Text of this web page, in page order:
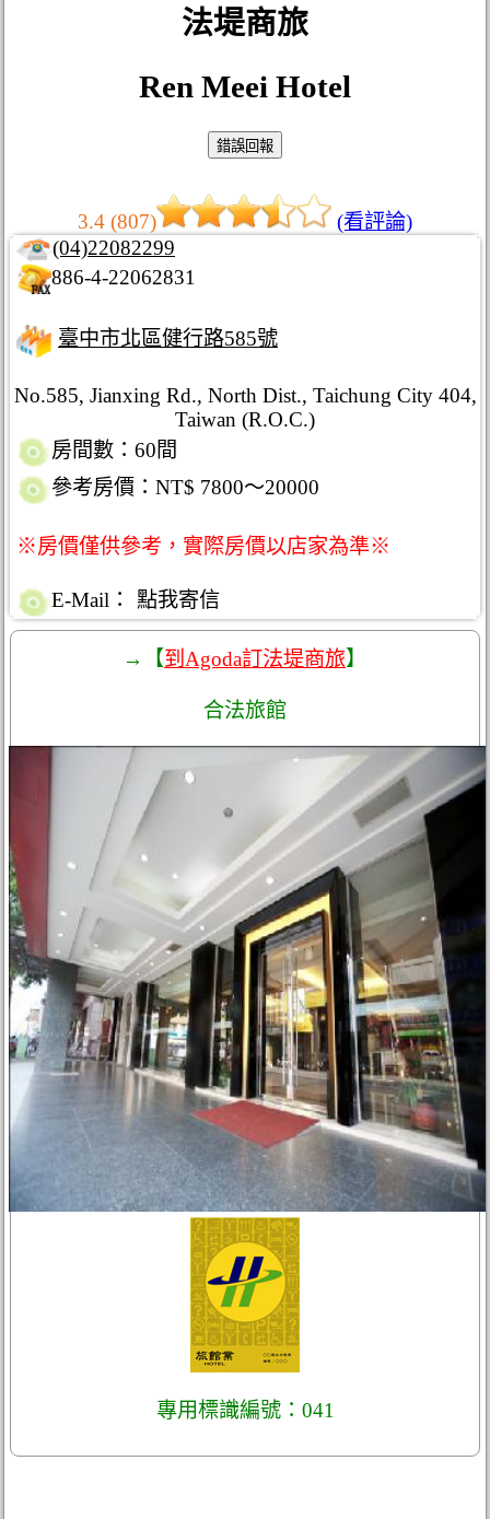
法堤商旅
Ren Meei Hotel
3.4 (807)
(看評論)
(04)22082299
886-4-22062831
臺中市北區健行路585號
No.585, Jianxing Rd., North Dist., Taichung City 404,
Taiwan (R.O.C.)
房間數：60間
參考房價：NT$ 7800～20000
※房價僅供參考，實際房價以店家為準※
E-Mail： 點我寄信
→【到Agoda訂法堤商旅】
合法旅館
專用標識編號：041